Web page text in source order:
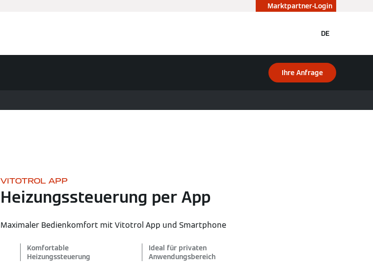
Marktpartner-Login
DE
Ihre Anfrage
VITOTROL APP
Heizungssteuerung per App
Maximaler Bedienkomfort mit Vitotrol App und Smartphone
Komfortable
Heizungssteuerung
Ideal für privaten
Anwendungsbereich